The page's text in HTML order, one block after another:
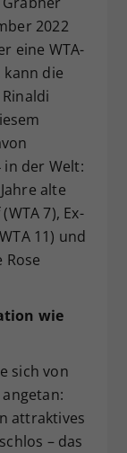
2022
eine WTA-
kann die
der Welt:
alte
7), Ex-
11) und
wie
sich von
attraktives
– das